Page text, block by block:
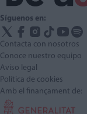
Síguenos en:
Contacta con nosotros
Conoce nuestro equipo
Aviso legal
Política de cookies
Amb el finançament de: